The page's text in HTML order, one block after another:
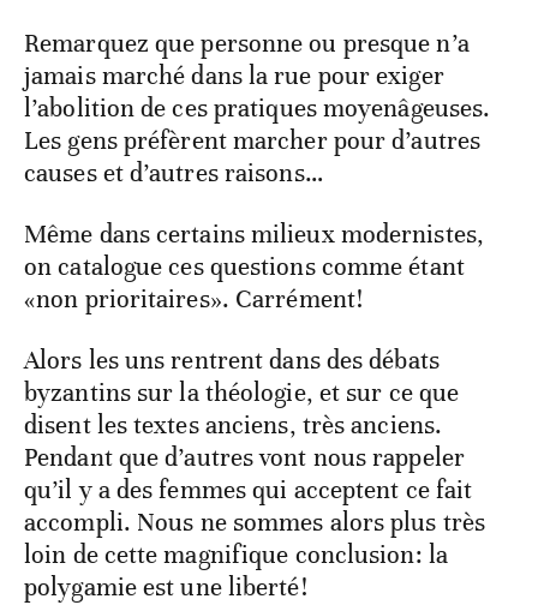
Remarquez que personne ou presque n’a
jamais marché dans la rue pour exiger
l’abolition de ces pratiques moyenâgeuses.
Les gens préfèrent marcher pour d’autres
causes et d’autres raisons…
Même dans certains milieux modernistes,
on catalogue ces questions comme étant
«non prioritaires». Carrément!
Alors les uns rentrent dans des débats
byzantins sur la théologie, et sur ce que
disent les textes anciens, très anciens.
Pendant que d’autres vont nous rappeler
qu’il y a des femmes qui acceptent ce fait
accompli. Nous ne sommes alors plus très
loin de cette magnifique conclusion: la
polygamie est une liberté!